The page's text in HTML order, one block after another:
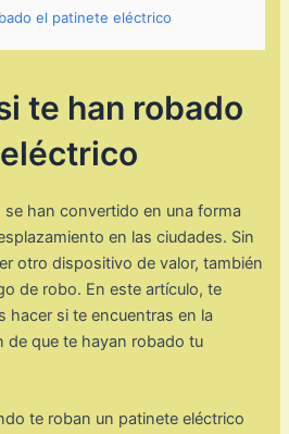
el patinete eléctrico
te han robado
han convertido en una forma
en las ciudades. Sin
otro dispositivo de valor, también
de robo. En este artículo, te
hacer si te encuentras en la
de que te hayan robado tu
te roban un patinete eléctrico